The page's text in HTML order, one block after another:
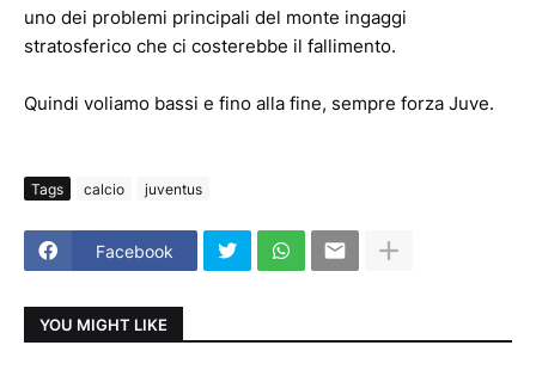
uno dei problemi principali del monte ingaggi
stratosferico che ci costerebbe il fallimento.
Quindi voliamo bassi e fino alla fine, sempre forza Juve.
Tags calcio juventus
Facebook
YOU MIGHT LIKE